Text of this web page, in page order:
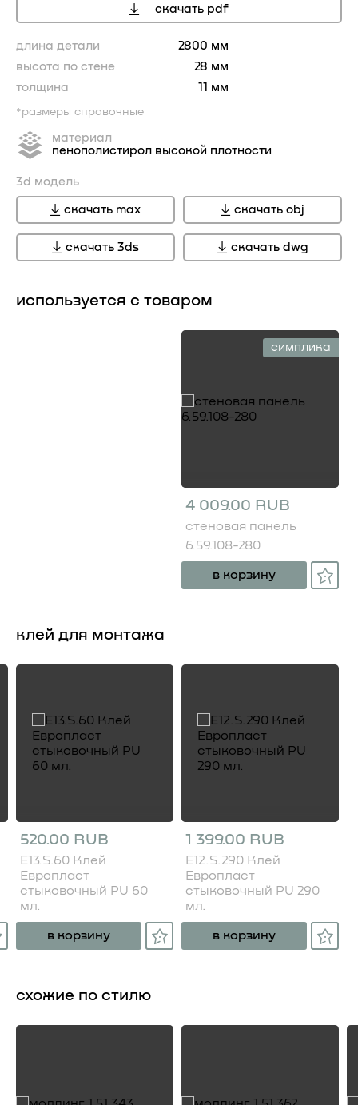
скачать pdf
длина детали
2800 мм
высота по стене
28 мм
толщина
11 мм
*размеры справочные
материал
пенополистирол высокой плотности
3d модель
скачать max скачать obj
скачать 3ds скачать dwg
используется с товаром
симплика
4 009.00 RUB
стеновая панель
6.59.108-280
в корзину
клей для монтажа
520.00 RUB
E13.S.60 Клей
Европласт
стыковочный PU 60
мл.
в корзину
1 399.00 RUB
E12.S.290 Клей
Европласт
стыковочный PU 290
мл.
в корзину
схожие по стилю